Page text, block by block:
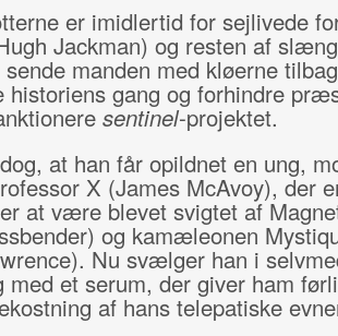
er imidlertid for sejlivede
Jackman) og resten af
manden med kløerne
gang og forhindre
sentinel-projektet.
at han får opildnet en ung,
X (James McAvoy), der
at være blevet svigtet af
og kamæleonen
Nu svælger han i
med et serum, der giver ham
af hans telepatiske